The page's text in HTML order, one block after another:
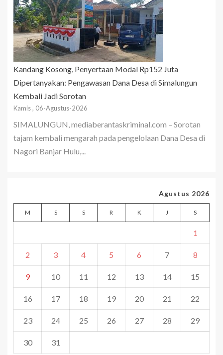
Kandang Kosong, Penyertaan Modal Rp152 Juta
Dipertanyakan: Pengawasan Dana Desa di Simalungun
Kembali Jadi Sorotan
Kamis , 06-Agustus-2026
SIMALUNGUN, mediaberantaskriminal.com – Sorotan
tajam kembali mengarah pada pengelolaan Dana Desa di
Nagori Banjar Hulu,...
Agustus 2026
M S S R K J S
1
2 3 4 5 6 7 8
9 10 11 12 13 14 15
16 17 18 19 20 21 22
23 24 25 26 27 28 29
30 31